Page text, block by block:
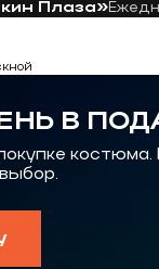
Плаза»
Пиджаки
Галстуки
Контакты
В